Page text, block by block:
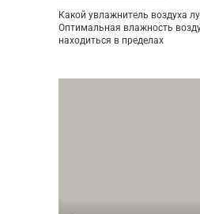
Какой увлажнитель воздуха
Оптимальная влажность
находиться в пределах